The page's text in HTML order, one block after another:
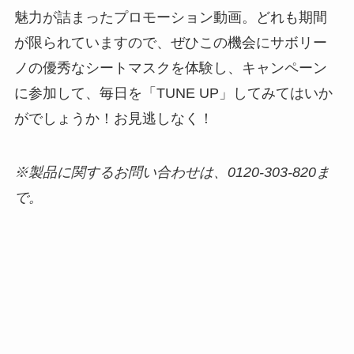
魅力が詰まったプロモーション動画。どれも期間
が限られていますので、ぜひこの機会にサボリー
ノの優秀なシートマスクを体験し、キャンペーン
に参加して、毎日を「TUNE UP」してみてはいか
がでしょうか！お見逃しなく！
※製品に関するお問い合わせは、0120-303-820ま
で。